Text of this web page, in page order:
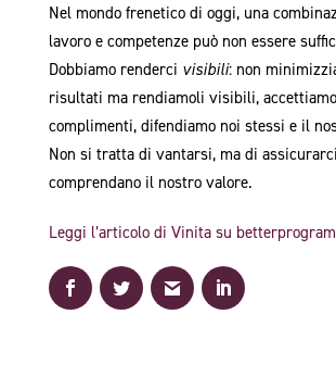
Nel mondo frenetico di oggi, una
lavoro e competenze può non essere
Dobbiamo renderci visibili: non
risultati ma rendiamoli visibili,
complimenti, difendiamo noi stessi e il
Non si tratta di vantarsi, ma di
comprendano il nostro valore.
Leggi l’articolo di Vinita su